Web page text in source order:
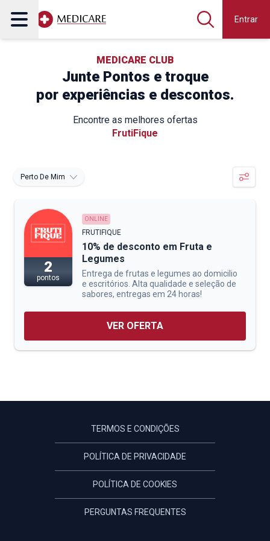
Entrar
MEDICARE CLUB
Junte Pontos e troque
por experiências e descontos.
Encontre as melhores ofertas
FrutiFique
Perto De Mim
2
pontos
ONLINE
FRUTIFIQUE
10% de desconto em Fruta e
Legumes
Entrega de frutas e legumes ao domicilio
e escritórios. Alta qualidade e seleção de
sabores, entregas em 24 horas!
VER OFERTA
TERMOS E CONDIÇÕES
POLÍTICA DE PRIVACIDADE
POLÍTICA DE COOKIES
PERGUNTAS FREQUENTES